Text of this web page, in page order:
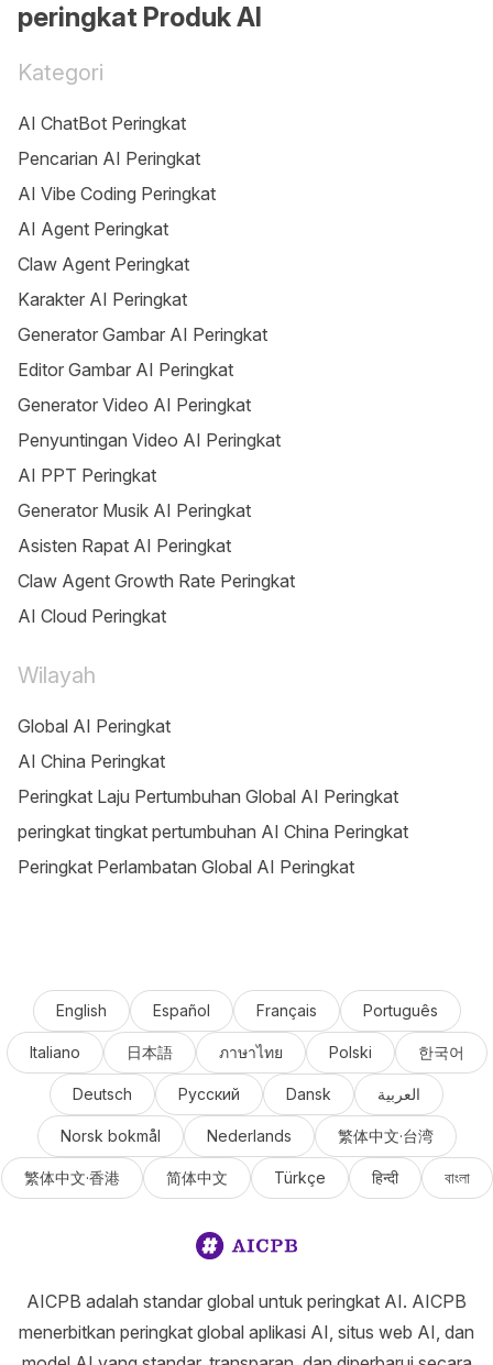
peringkat Produk AI
Kategori
AI ChatBot Peringkat
Pencarian AI Peringkat
AI Vibe Coding Peringkat
AI Agent Peringkat
Claw Agent Peringkat
Karakter AI Peringkat
Generator Gambar AI Peringkat
Editor Gambar AI Peringkat
Generator Video AI Peringkat
Penyuntingan Video AI Peringkat
AI PPT Peringkat
Generator Musik AI Peringkat
Asisten Rapat AI Peringkat
Claw Agent Growth Rate Peringkat
AI Cloud Peringkat
Wilayah
Global AI Peringkat
AI China Peringkat
Peringkat Laju Pertumbuhan Global AI Peringkat
peringkat tingkat pertumbuhan AI China Peringkat
Peringkat Perlambatan Global AI Peringkat
English Español Français Português
Italiano 日本語 ภาษาไทย Polski 한국어
Deutsch Русский Dansk العربية
Norsk bokmål Nederlands 繁体中文·台湾
繁体中文·香港 简体中文 Türkçe हिन्दी বাংলা
AICPB adalah standar global untuk peringkat AI. AICPB
menerbitkan peringkat global aplikasi AI, situs web AI, dan